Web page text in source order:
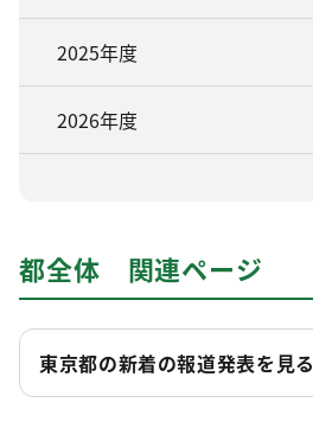
2025年度
2026年度
都全体 関連ページ
東京都の新着の報道発表を見る